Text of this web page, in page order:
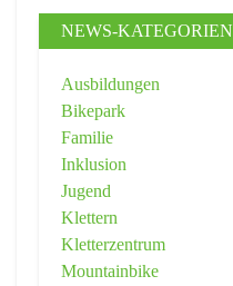
NEWS-KATEGORIEN
Ausbildungen
Bikepark
Familie
Inklusion
Jugend
Klettern
Kletterzentrum
Mountainbike